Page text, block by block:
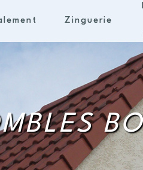
Zinguerie